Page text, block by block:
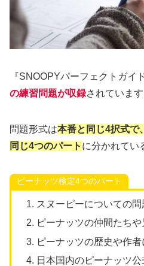
『SNOOPYパーフェクトガイ
の練習問題が収録されています
問題形式は本番と同じ4択式で
同じ4つのパート に分かれてい
ピーナッツ検定4つのパート
スヌーピーについての問
ピーナッツの仲間たち
ピーナッツの歴史や作者
日本国内のピーナッツ